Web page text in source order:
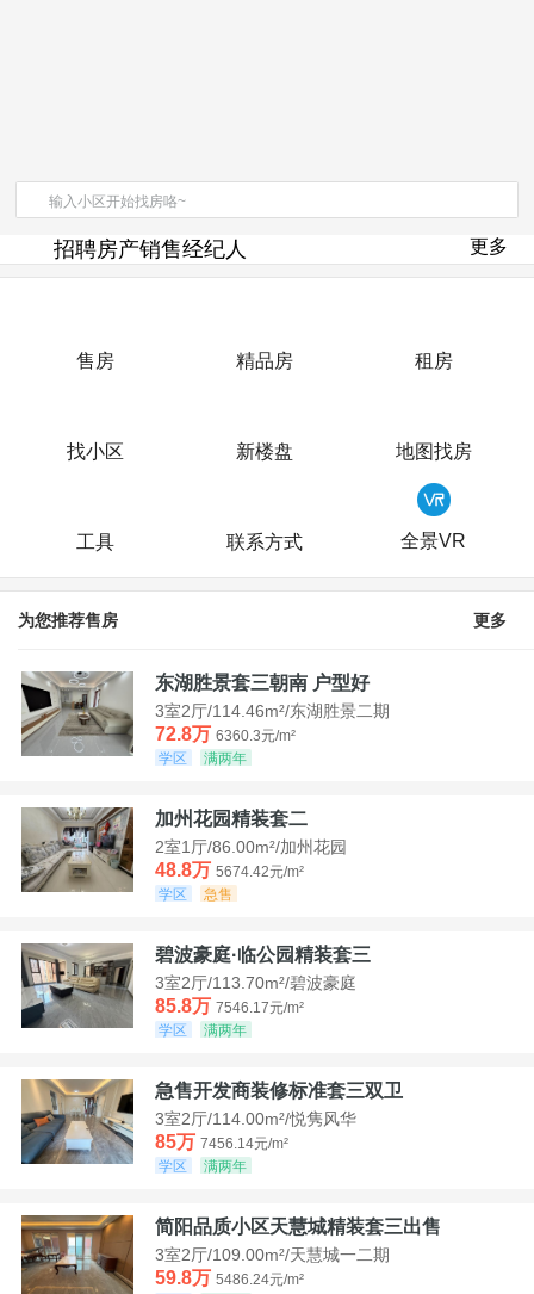
招聘房产销售经纪人
房产直播
更多
售房 精品房 租房
找小区 新楼盘 地图找房
工具 联系方式 全景VR
为您推荐售房 更多
东湖胜景套三朝南 户型好
3室2厅/114.46m²/东湖胜景二期
72.8万 6360.3元/m²
学区
满两年
加州花园精装套二
2室1厅/86.00m²/加州花园
48.8万 5674.42元/m²
学区
急售
碧波豪庭·临公园精装套三
3室2厅/113.70m²/碧波豪庭
85.8万 7546.17元/m²
学区
满两年
急售开发商装修标准套三双卫
3室2厅/114.00m²/悦隽风华
85万 7456.14元/m²
学区
满两年
简阳品质小区天慧城精装套三出售
3室2厅/109.00m²/天慧城一二期
59.8万 5486.24元/m²